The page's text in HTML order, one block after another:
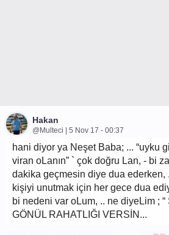
Hakan
@Multeci | 5 Nov 17 - 00:37
hani diyor ya Neşet Baba; ... “uyku
viran oLanın” ` çok doğru Lan, - bi
dakika geçmesin diye dua ederken,
kişiyi unutmak için her gece dua
bi nedeni var oLum, .. ne diyeLim ; “
GÖNÜL RAHATLIĞI VERSİN...